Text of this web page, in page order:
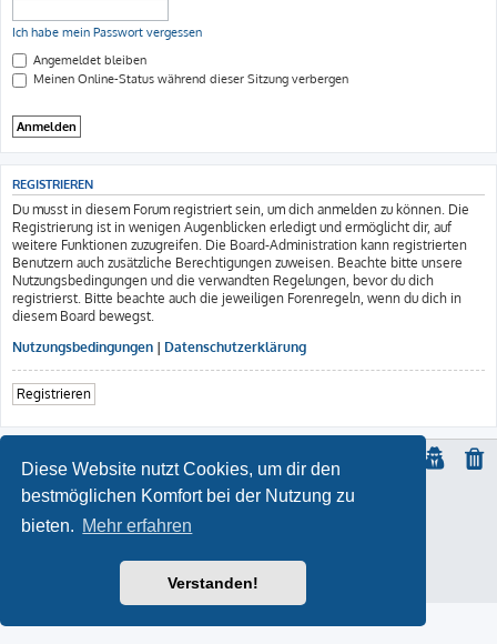
Diese Website nutzt Cookies, um dir den
bestmöglichen Komfort bei der Nutzung zu
bieten. Mehr erfahren
Verstanden!
Ich habe mein Passwort vergessen
Angemeldet bleiben
Meinen Online-Status während dieser Sitzung verbergen
REGISTRIEREN
Du musst in diesem Forum registriert sein, um dich anmelden zu können. Die
Registrierung ist in wenigen Augenblicken erledigt und ermöglicht dir, auf
weitere Funktionen zuzugreifen. Die Board-Administration kann registrierten
Benutzern auch zusätzliche Berechtigungen zuweisen. Beachte bitte unsere
Nutzungsbedingungen und die verwandten Regelungen, bevor du dich
registrierst. Bitte beachte auch die jeweiligen Forenregeln, wenn du dich in
diesem Board bewegst.
Nutzungsbedingungen | Datenschutzerklärung
Registrieren
© Copyright2021 | ft-817.com | DO7PSL | ALL RIGHTS RESERVED
ProLight Style by
Datenschutz|Nutzungsbedingungen